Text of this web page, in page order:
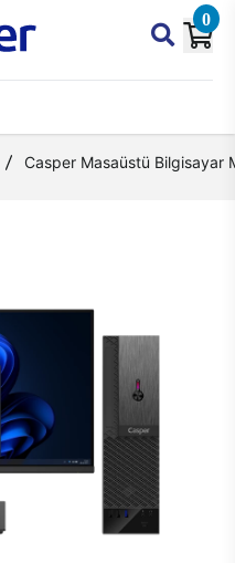
0
Casper Masaüstü Bilgisayar